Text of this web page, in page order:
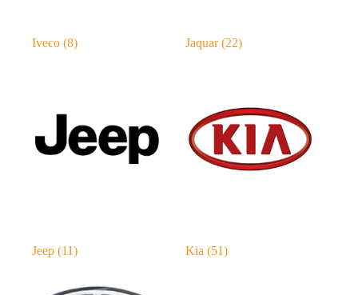
Iveco (8) Jaquar(22)
Jeep (11) Kia(51)